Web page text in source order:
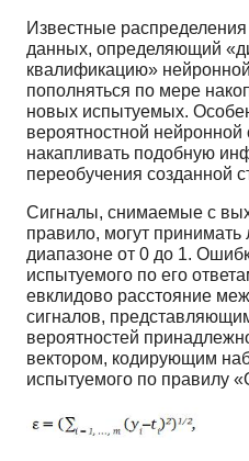
Известные
данных, определяющий
квалификацию»
пополняться по мере
новых испытуемых.
вероятностной нейронной
накапливать подобную
переобучения созданной
Сигналы, снимаемые с
правило, могут
диапазоне от 0 до 1.
испытуемого по его
евклидово расстояние
сигналов,
вероятностей
вектором, кодирующим
испытуемого по правилу